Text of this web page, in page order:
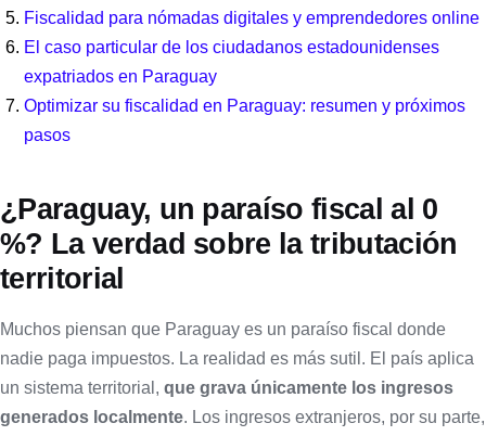
Fiscalidad para nómadas digitales y emprendedores online
El caso particular de los ciudadanos estadounidenses
expatriados en Paraguay
Optimizar su fiscalidad en Paraguay: resumen y próximos
pasos
¿Paraguay, un paraíso fiscal al 0
%? La verdad sobre la tributación
territorial
Muchos piensan que Paraguay es un paraíso fiscal donde
nadie paga impuestos. La realidad es más sutil. El país aplica
un sistema territorial, que grava únicamente los ingresos
generados localmente. Los ingresos extranjeros, por su parte,